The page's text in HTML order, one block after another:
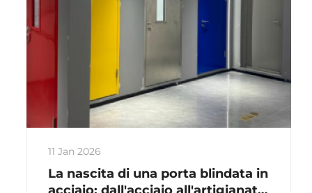
11 Jan 2026
La nascita di una porta blindata in
acciaio: dall'acciaio all'artigianato